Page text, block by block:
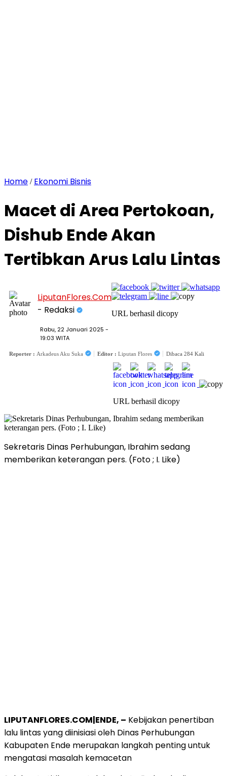
Home / Ekonomi Bisnis
Macet di Area Pertokoan,
Dishub Ende Akan
Tertibkan Arus Lalu Lintas
LiputanFlores.Com
- Redaksi
Rabu, 22 Januari 2025 -
19:03 WITA
URL berhasil dicopy
Reporter : Arkadeus Aku Suka Editor : Liputan Flores Dibaca 284 Kali
URL berhasil dicopy
Sekretaris Dinas Perhubungan, Ibrahim sedang
memberikan keterangan pers. (Foto ; I. Like)
LIPUTANFLORES.COM|ENDE, – Kebijakan penertiban
lalu lintas yang diinisiasi oleh Dinas Perhubungan
Kabupaten Ende merupakan langkah penting untuk
mengatasi masalah kemacetan